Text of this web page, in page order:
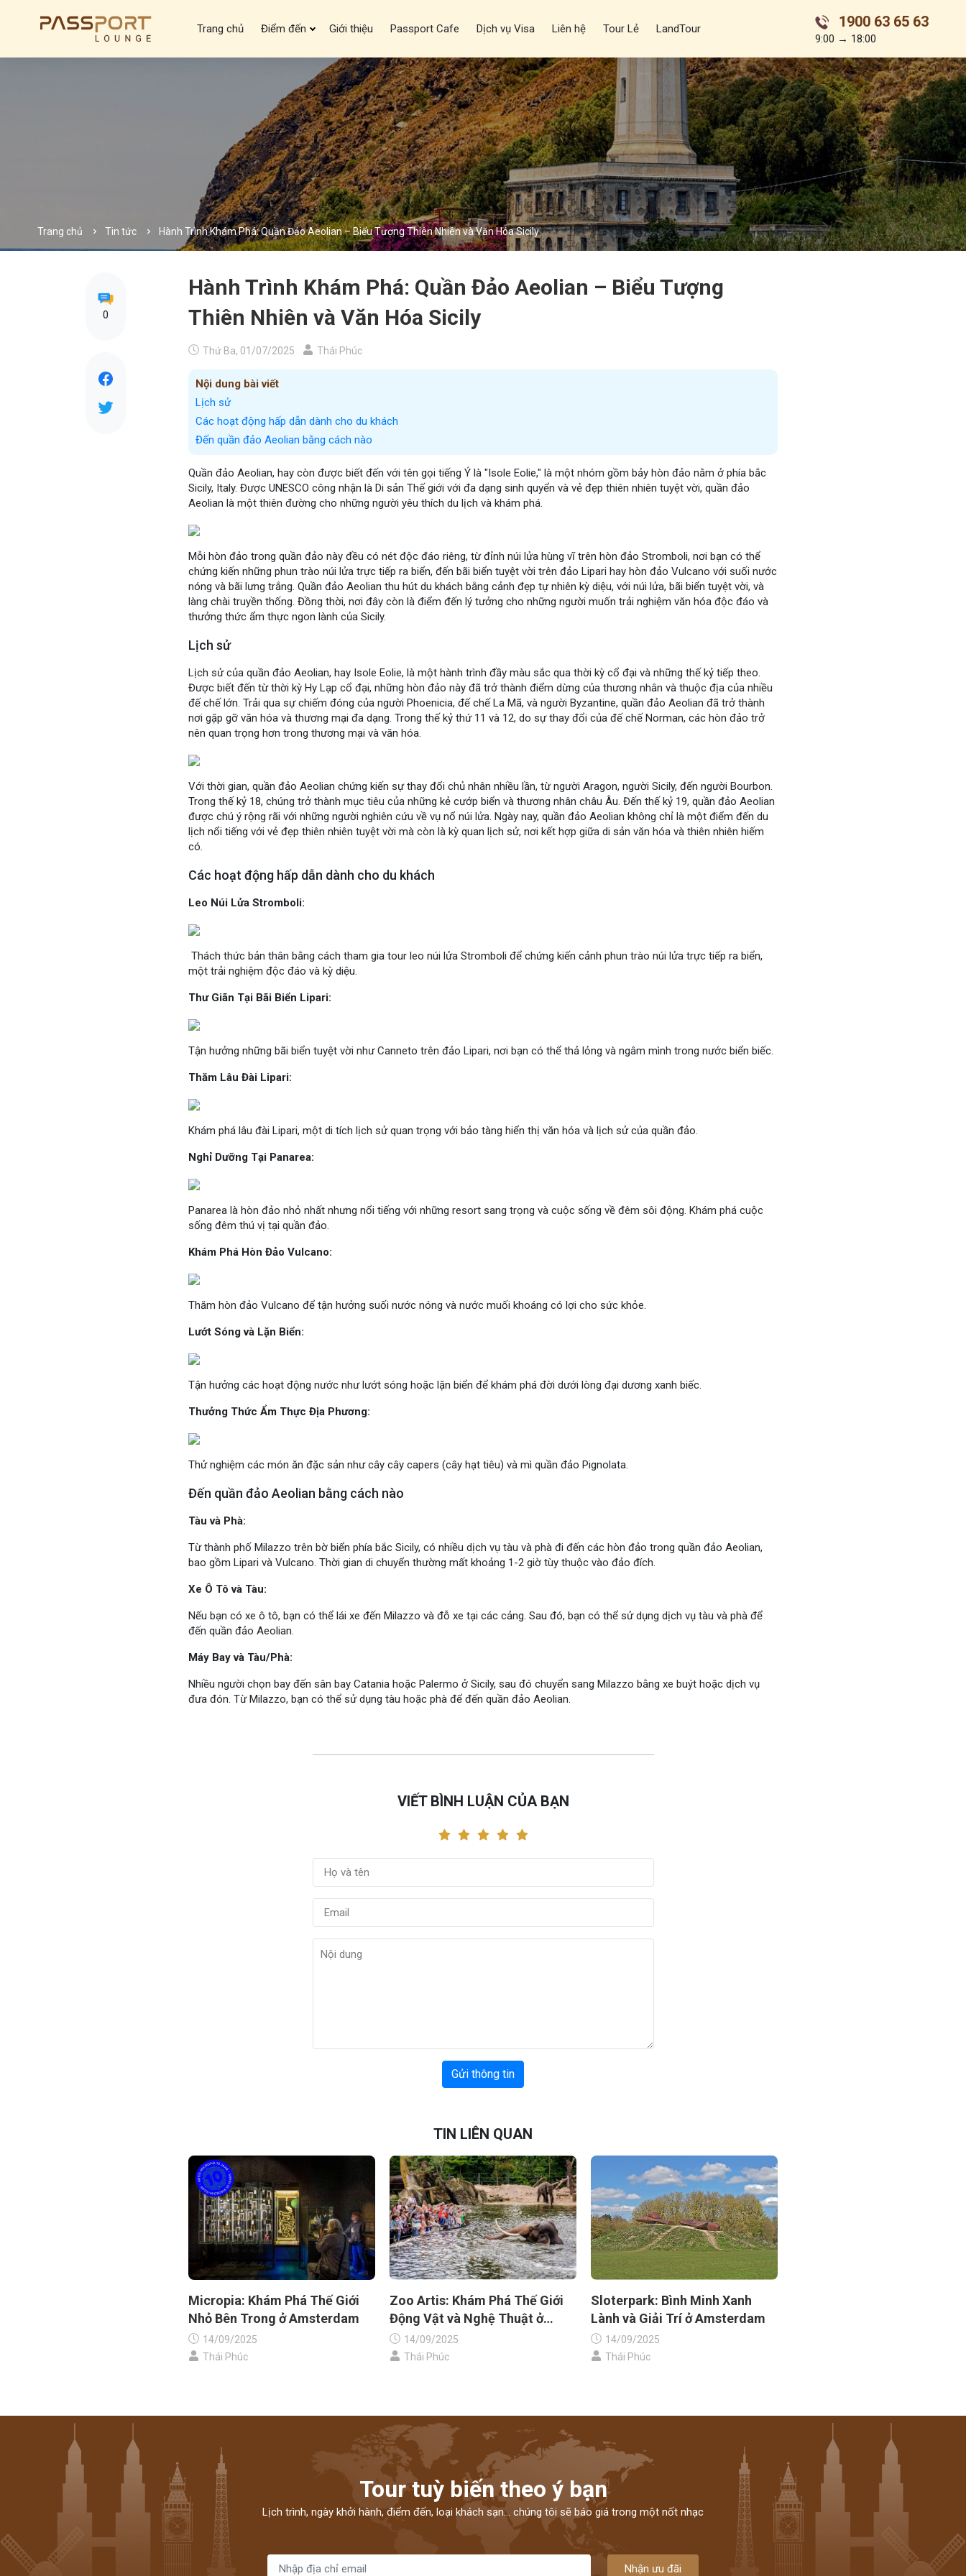
Trang chủ Điểm đến Giới thiệu Passport Cafe Dịch vụ Visa Liên hệ Tour Lẻ LandTour 1900 63 65 63
9:00 → 18:00
Trang chủ Tin tức Hành Trình Khám Phá: Quần Đảo Aeolian – Biểu Tượng Thiên Nhiên và Văn Hóa Sicily
Hành Trình Khám Phá: Quần Đảo Aeolian – Biểu Tượng
Thiên Nhiên và Văn Hóa Sicily
Thứ Ba, 01/07/2025 Thái Phúc
Nội dung bài viết
Lịch sử
Các hoạt động hấp dẫn dành cho du khách
Đến quần đảo Aeolian bằng cách nào
Quần đảo Aeolian, hay còn được biết đến với tên gọi tiếng Ý là "Isole Eolie," là một nhóm gồm bảy hòn đảo nằm ở phía bắc
Sicily, Italy. Được UNESCO công nhận là Di sản Thế giới với đa dạng sinh quyển và vẻ đẹp thiên nhiên tuyệt vời, quần đảo
Aeolian là một thiên đường cho những người yêu thích du lịch và khám phá.
Mỗi hòn đảo trong quần đảo này đều có nét độc đáo riêng, từ đỉnh núi lửa hùng vĩ trên hòn đảo Stromboli, nơi bạn có thể
chứng kiến những phun trào núi lửa trực tiếp ra biển, đến bãi biển tuyệt vời trên đảo Lipari hay hòn đảo Vulcano với suối nước
nóng và bãi lưng trắng. Quần đảo Aeolian thu hút du khách bằng cảnh đẹp tự nhiên kỳ diệu, với núi lửa, bãi biển tuyệt vời, và
làng chài truyền thống. Đồng thời, nơi đây còn là điểm đến lý tưởng cho những người muốn trải nghiệm văn hóa độc đáo và
thưởng thức ẩm thực ngon lành của Sicily.
Lịch sử
Lịch sử của quần đảo Aeolian, hay Isole Eolie, là một hành trình đầy màu sắc qua thời kỳ cổ đại và những thế kỷ tiếp theo.
Được biết đến từ thời kỳ Hy Lạp cổ đại, những hòn đảo này đã trở thành điểm dừng của thương nhân và thuộc địa của nhiều
đế chế lớn. Trải qua sự chiếm đóng của người Phoenicia, đế chế La Mã, và người Byzantine, quần đảo Aeolian đã trở thành
nơi gặp gỡ văn hóa và thương mại đa dạng. Trong thế kỷ thứ 11 và 12, do sự thay đổi của đế chế Norman, các hòn đảo trở
nên quan trọng hơn trong thương mại và văn hóa.
Với thời gian, quần đảo Aeolian chứng kiến sự thay đổi chủ nhân nhiều lần, từ người Aragon, người Sicily, đến người Bourbon.
Trong thế kỷ 18, chúng trở thành mục tiêu của những kẻ cướp biển và thương nhân châu Âu. Đến thế kỷ 19, quần đảo Aeolian
được chú ý rộng rãi với những người nghiên cứu về vụ nổ núi lửa. Ngày nay, quần đảo Aeolian không chỉ là một điểm đến du
lịch nổi tiếng với vẻ đẹp thiên nhiên tuyệt vời mà còn là kỳ quan lịch sử, nơi kết hợp giữa di sản văn hóa và thiên nhiên hiếm
có.
Các hoạt động hấp dẫn dành cho du khách
Leo Núi Lửa Stromboli:
Thách thức bản thân bằng cách tham gia tour leo núi lửa Stromboli để chứng kiến cảnh phun trào núi lửa trực tiếp ra biển,
một trải nghiệm độc đáo và kỳ diệu.
Thư Giãn Tại Bãi Biển Lipari:
Tận hưởng những bãi biển tuyệt vời như Canneto trên đảo Lipari, nơi bạn có thể thả lỏng và ngâm mình trong nước biển biếc.
Thăm Lâu Đài Lipari:
Khám phá lâu đài Lipari, một di tích lịch sử quan trọng với bảo tàng hiển thị văn hóa và lịch sử của quần đảo.
Nghỉ Dưỡng Tại Panarea:
Panarea là hòn đảo nhỏ nhất nhưng nổi tiếng với những resort sang trọng và cuộc sống về đêm sôi động. Khám phá cuộc
sống đêm thú vị tại quần đảo.
Khám Phá Hòn Đảo Vulcano:
Thăm hòn đảo Vulcano để tận hưởng suối nước nóng và nước muối khoáng có lợi cho sức khỏe.
Lướt Sóng và Lặn Biển:
Tận hưởng các hoạt động nước như lướt sóng hoặc lặn biển để khám phá đời dưới lòng đại dương xanh biếc.
Thưởng Thức Ẩm Thực Địa Phương:
Thử nghiệm các món ăn đặc sản như cây cây capers (cây hạt tiêu) và mì quần đảo Pignolata.
Đến quần đảo Aeolian bằng cách nào
Tàu và Phà:
Từ thành phố Milazzo trên bờ biển phía bắc Sicily, có nhiều dịch vụ tàu và phà đi đến các hòn đảo trong quần đảo Aeolian,
bao gồm Lipari và Vulcano. Thời gian di chuyển thường mất khoảng 1-2 giờ tùy thuộc vào đảo đích.
Xe Ô Tô và Tàu:
Nếu bạn có xe ô tô, bạn có thể lái xe đến Milazzo và đỗ xe tại các cảng. Sau đó, bạn có thể sử dụng dịch vụ tàu và phà để
đến quần đảo Aeolian.
Máy Bay và Tàu/Phà:
Nhiều người chọn bay đến sân bay Catania hoặc Palermo ở Sicily, sau đó chuyển sang Milazzo bằng xe buýt hoặc dịch vụ
đưa đón. Từ Milazzo, bạn có thể sử dụng tàu hoặc phà để đến quần đảo Aeolian.
0
VIẾT BÌNH LUẬN CỦA BẠN
Gửi thông tin
TIN LIÊN QUAN
Micropia: Khám Phá Thế Giới
Nhỏ Bên Trong ở Amsterdam
14/09/2025
Thái Phúc
Zoo Artis: Khám Phá Thế Giới
Động Vật và Nghệ Thuật ở
Amsterdam
14/09/2025
Thái Phúc
Sloterpark: Bình Minh Xanh
Lành và Giải Trí ở Amsterdam
14/09/2025
Thái Phúc
Tour tuỳ biến theo ý bạn
Lịch trình, ngày khởi hành, điểm đến, loại khách sạn... chúng tôi sẽ báo giá trong một nốt nhạc
Nhận ưu đãi